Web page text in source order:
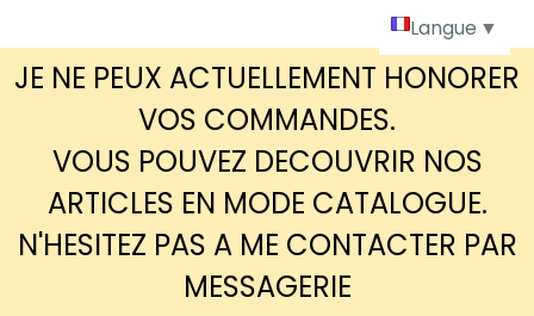
JE NE PEUX ACTUELLEMENT HONORER
VOS COMMANDES.
VOUS POUVEZ DECOUVRIR NOS
ARTICLES EN MODE CATALOGUE.
N'HESITEZ PAS A ME CONTACTER PAR
MESSAGERIE
Langue ▼